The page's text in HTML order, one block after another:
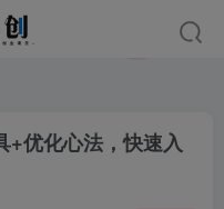
+优化心法，快速入